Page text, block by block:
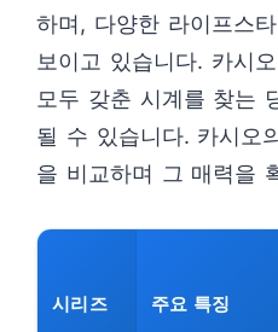
하며, 다양한 라이프스
보이고 있습니다. 카시
모두 갖춘 시계를 찾는
될 수 있습니다. 카시오
을 비교하며 그 매력을
시리즈 주요 특징